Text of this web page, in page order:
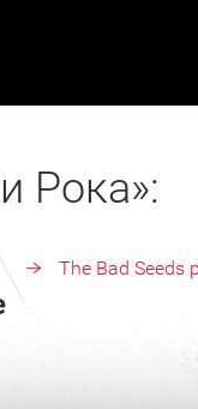
Рока»:
The Bad Seeds